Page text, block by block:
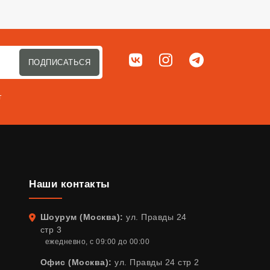
ПОДПИСАТЬСЯ Мы в соц. сетях
ВКонтактеInstagramTelegram
Наши контакты
Адрес
Шоурум (Москва): ул. Правды 24
стр 3
ежедневно, с 09:00 до 00:00
Офис (Москва): ул. Правды 24 стр 2